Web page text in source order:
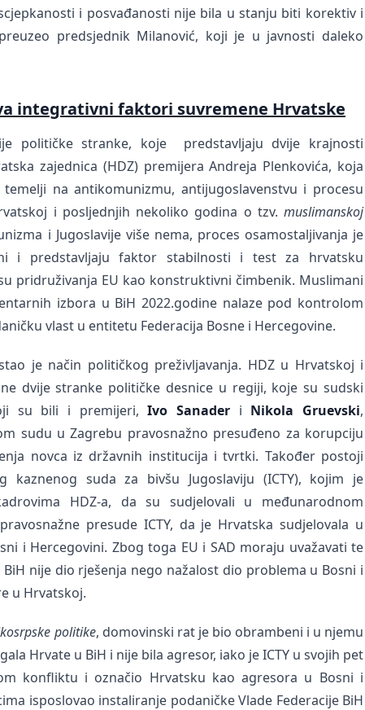
i posvađanosti nije bila u stanju biti korektiv i
predsjednik Milanović, koji je u javnosti daleko
integrativni faktori suvremene Hrvatske
političke stranke, koje predstavljaju dvije krajnosti
zajednica (HDZ) premijera Andreja Plenkovića, koja
na antikomunizmu, antijugoslavenstvu i procesu
i posljednjih nekoliko godina o tzv.muslimanskoj
i Jugoslavije više nema, proces osamostaljivanja je
i predstavljaju faktor stabilnosti i test za hrvatsku
pridruživanja EU kao konstruktivni čimbenik. Muslimani
izbora u BiH 2022.godine nalaze pod kontrolom
vlast u entitetu Federacija Bosne i Hercegovine.
je način političkog preživljavanja. HDZ u Hrvatskoj i
dvije stranke političke desnice u regiji, koje su sudski
su bili i premijeri,Ivo Sanader i Nikola Gruevski,
sudu u Zagrebu pravosnažno presuđeno za korupciju
novca iz državnih institucija i tvrtki. Također postoji
kaznenog suda za bivšu Jugoslaviju (ICTY), kojim je
HDZ-a, da su sudjelovali u međunarodnom
presude ICTY, da je Hrvatska sudjelovala u
i Hercegovini. Zbog toga EU i SAD moraju uvažavati te
nije dio rješenja nego nažalost dio problema u Bosni i
u Hrvatskoj.
politike, domovinski rat je bio obrambeni i u njemu
Hrvate u BiH i nije bila agresor, iako je ICTY u svojih pet
konfliktu i označio Hrvatsku kao agresora u Bosni i
isposlovao instaliranje podaničke Vlade Federacije BiH